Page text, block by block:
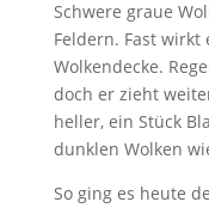
Schwere graue
Feldern. Fast wirkt
Wolkendecke.
doch er zieht
heller, ein Stück
dunklen Wolken
So ging es heute